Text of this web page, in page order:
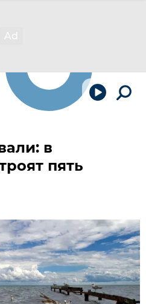
в
пять